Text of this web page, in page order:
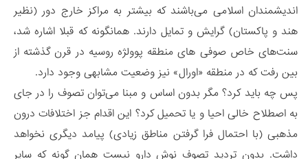
اندیشمندان اسلامی می‌باشند که بیشتر به مراکز خارج دور (نظیر
هند و پاکستان) گرایش و تمایل دارند. همانگونه که قبلا اشاره شد،
سنت‌های خاص صوفی های منطقه پوولژه روسیه در قرن گذشته از
بین رفت که در منطقه «اورال» نیز وضعیت مشابهی وجود دارد.
پس چه باید کرد؟ مگر بدون اساس و مبنا می‌توان تصوف را در جای
به اصطلاح خالی احیا و یا تحمیل کرد؟ این اقدام جز اختلافات درون
مذهبی (با احتمال فرا گرفتن مناطق زیادی) پیامد دیگری نخواهد
داشت. بدون تردید تصوف نوش دارو نیست همان گونه که سایر